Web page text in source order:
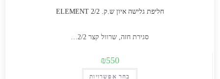
סוגים.
לבחור
חליפת גלישה איון ש.ק. 2/2 ELEMENT
סגירת חזה, שרוול קצר 2/2…
₪550
בחר אפשרויות